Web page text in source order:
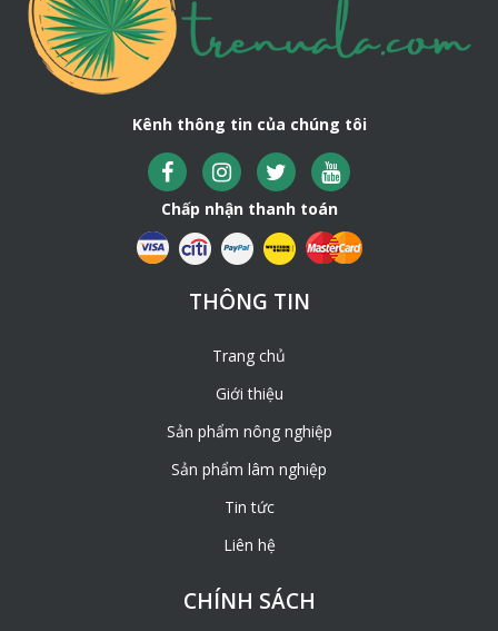
Kênh thông tin của chúng tôi
Chấp nhận thanh toán
THÔNG TIN
Trang chủ
Giới thiệu
Sản phẩm nông nghiệp
Sản phẩm lâm nghiệp
Tin tức
Liên hệ
CHÍNH SÁCH